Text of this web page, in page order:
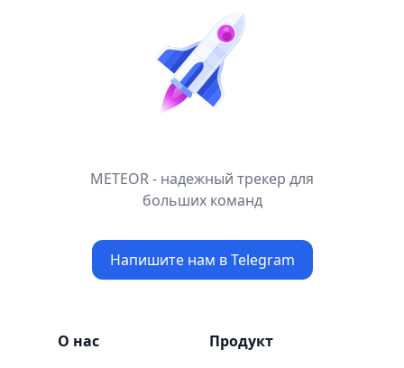
METEOR - надежный трекер для
больших команд
Напишите нам в Telegram
О нас Продукт